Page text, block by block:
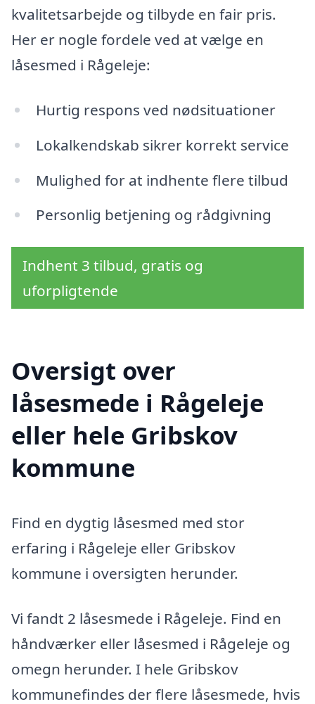
kvalitetsarbejde og tilbyde en fair pris.
Her er nogle fordele ved at vælge en
låsesmed i Rågeleje:
Hurtig respons ved nødsituationer
Lokalkendskab sikrer korrekt service
Mulighed for at indhente flere tilbud
Personlig betjening og rådgivning
Indhent 3 tilbud, gratis og
uforpligtende
Oversigt over
låsesmede i Rågeleje
eller hele Gribskov
kommune
Find en dygtig låsesmed med stor
erfaring i Rågeleje eller Gribskov
kommune i oversigten herunder.
Vi fandt 2 låsesmede i Rågeleje. Find en
håndværker eller låsesmed i Rågeleje og
omegn herunder. I hele Gribskov
kommunefindes der flere låsesmede, hvis